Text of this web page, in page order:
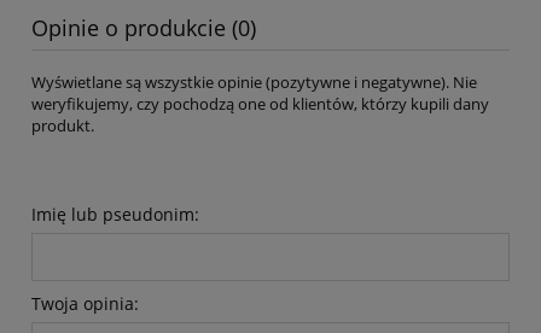
Opinie o produkcie (0)
Wyświetlane są wszystkie opinie (pozytywne i negatywne). Nie
weryfikujemy, czy pochodzą one od klientów, którzy kupili dany
produkt.
Imię lub pseudonim:
Twoja opinia: